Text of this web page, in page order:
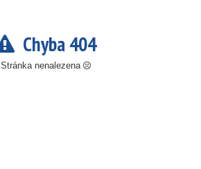
Chyba 404
Stránka nenalezena